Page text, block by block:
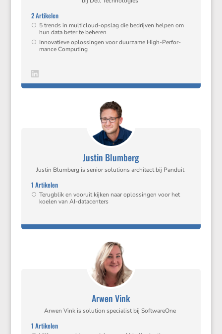
2 Artikelen
5 trends in multi­cloud-opslag die bedrijven helpen om
hun data beter te beheren
Innova­tieve oplos­singen voor duurzame High-Perfor­
mance Computing
Justin Blumberg
1 Artikelen
Justin Blumberg is senior solutions archi­tect bij Panduit
Terug­blik en vooruit kijken naar oplos­singen voor het
koelen van AI-datacenters
Arwen Vink
1 Artikelen
Arwen Vink is solution speci­a­list bij SoftwareOne